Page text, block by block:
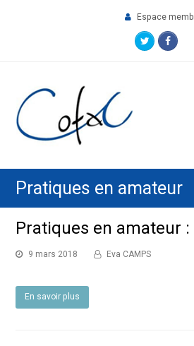
Espace
Twitter
Pratiques en amateur
Pratiques en amateur
9 mars 2018 Eva CAMPS
En savoir plus